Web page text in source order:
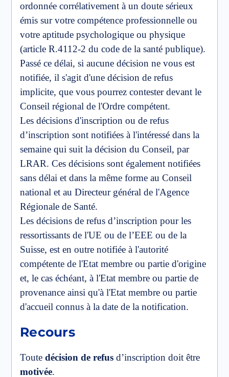
ordonnée corrélativement à un doute sérieux
émis sur votre compétence professionnelle ou
votre aptitude psychologique ou physique
(article R.4112-2 du code de la santé publique).
Passé ce délai, si aucune décision ne vous est
notifiée, il s'agit d'une décision de refus
implicite, que vous pourrez contester devant le
Conseil régional de l'Ordre compétent.
Les décisions d'inscription ou de refus
d’inscription sont notifiées à l'intéressé dans la
semaine qui suit la décision du Conseil, par
LRAR. Ces décisions sont également notifiées
sans délai et dans la même forme au Conseil
national et au Directeur général de l'Agence
Régionale de Santé.
Les décisions de refus d’inscription pour les
ressortissants de l'UE ou de l’EEE ou de la
Suisse, est en outre notifiée à l'autorité
compétente de l'Etat membre ou partie d'origine
et, le cas échéant, à l'Etat membre ou partie de
provenance ainsi qu'à l'Etat membre ou partie
d'accueil connus à la date de la notification.
Recours
Toute décision de refus d’inscription doit être
motivée.